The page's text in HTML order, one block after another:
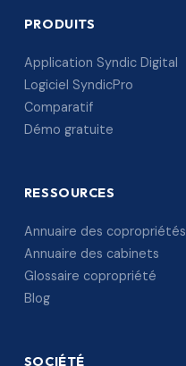
PRODUITS
Application Syndic Digital
Logiciel SyndicPro
Comparatif
Démo gratuite
RESSOURCES
Annuaire des copropriétés
Annuaire des cabinets
Glossaire copropriété
Blog
SOCIÉTÉ